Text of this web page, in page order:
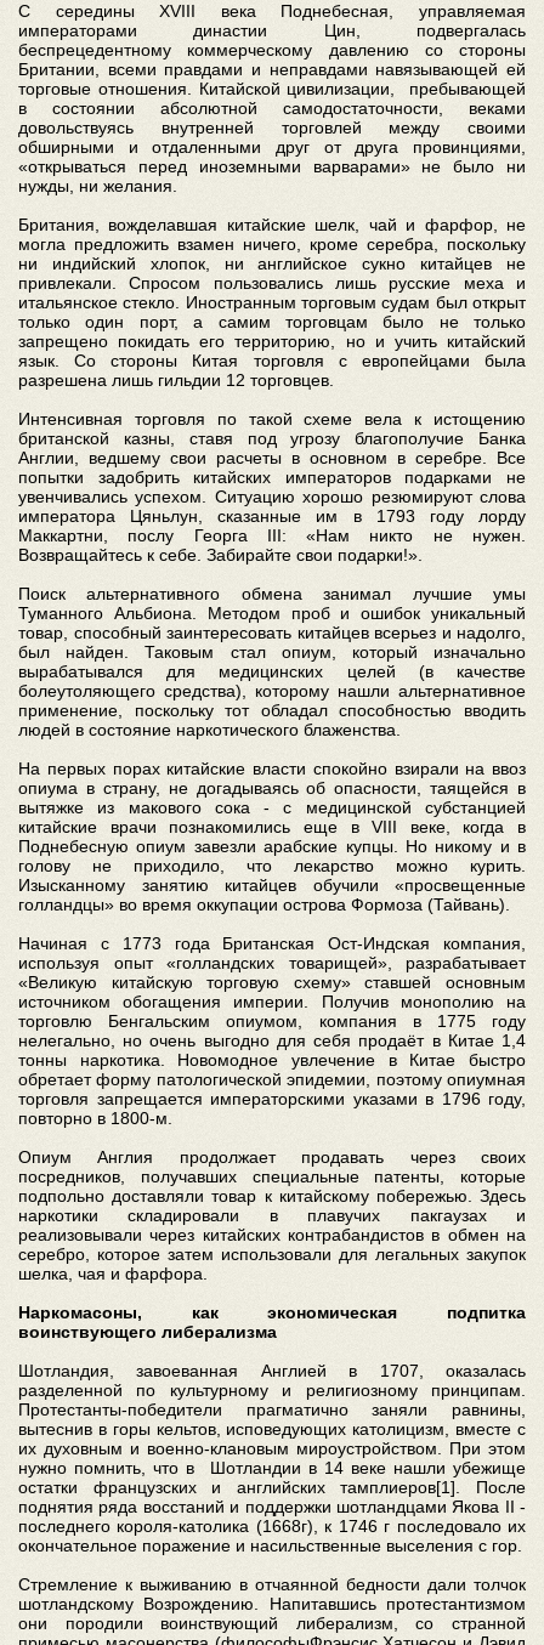
С середины XVIII века Поднебесная, управляемая
императорами династии Цин, подвергалась
беспрецедентному коммерческому давлению со стороны
Британии, всеми правдами и неправдами навязывающей ей
торговые отношения. Китайской цивилизации, пребывающей
в состоянии абсолютной самодостаточности, веками
довольствуясь внутренней торговлей между своими
обширными и отдаленными друг от друга провинциями,
«открываться перед иноземными варварами» не было ни
нужды, ни желания.
Британия, вожделавшая китайские шелк, чай и фарфор, не
могла предложить взамен ничего, кроме серебра, поскольку
ни индийский хлопок, ни английское сукно китайцев не
привлекали. Спросом пользовались лишь русские меха и
итальянское стекло. Иностранным торговым судам был открыт
только один порт, а самим торговцам было не только
запрещено покидать его территорию, но и учить китайский
язык. Со стороны Китая торговля с европейцами была
разрешена лишь гильдии 12 торговцев.
Интенсивная торговля по такой схеме вела к истощению
британской казны, ставя под угрозу благополучие Банка
Англии, ведшему свои расчеты в основном в серебре. Все
попытки задобрить китайских императоров подарками не
увенчивались успехом. Ситуацию хорошо резюмируют слова
императора Цяньлун, сказанные им в 1793 году лорду
Маккартни, послу Георга III: «Нам никто не нужен.
Возвращайтесь к себе. Забирайте свои подарки!».
Поиск альтернативного обмена занимал лучшие умы
Туманного Альбиона. Методом проб и ошибок уникальный
товар, способный заинтересовать китайцев всерьез и надолго,
был найден. Таковым стал опиум, который изначально
вырабатывался для медицинских целей (в качестве
болеутоляющего средства), которому нашли альтернативное
применение, поскольку тот обладал способностью вводить
людей в состояние наркотического блаженства.
На первых порах китайские власти спокойно взирали на ввоз
опиума в страну, не догадываясь об опасности, таящейся в
вытяжке из макового сока - с медицинской субстанцией
китайские врачи познакомились еще в VIII веке, когда в
Поднебесную опиум завезли арабские купцы. Но никому и в
голову не приходило, что лекарство можно курить.
Изысканному занятию китайцев обучили «просвещенные
голландцы» во время оккупации острова Формоза (Тайвань).
Начиная с 1773 года Британская Ост-Индская компания,
используя опыт «голландских товарищей», разрабатывает
«Великую китайскую торговую схему» ставшей основным
источником обогащения империи. Получив монополию на
торговлю Бенгальским опиумом, компания в 1775 году
нелегально, но очень выгодно для себя продаёт в Китае 1,4
тонны наркотика. Новомодное увлечение в Китае быстро
обретает форму патологической эпидемии, поэтому опиумная
торговля запрещается императорскими указами в 1796 году,
повторно в 1800-м.
Опиум Англия продолжает продавать через своих
посредников, получавших специальные патенты, которые
подпольно доставляли товар к китайскому побережью. Здесь
наркотики складировали в плавучих пакгаузах и
реализовывали через китайских контрабандистов в обмен на
серебро, которое затем использовали для легальных закупок
шелка, чая и фарфора.
Наркомасоны, как экономическая подпитка
воинствующего либерализма
Шотландия, завоеванная Англией в 1707, оказалась
разделенной по культурному и религиозному принципам.
Протестанты-победители прагматично заняли равнины,
вытеснив в горы кельтов, исповедующих католицизм, вместе с
их духовным и военно-клановым мироустройством. При этом
нужно помнить, что в Шотландии в 14 веке нашли убежище
остатки французских и английских тамплиеров[1]. После
поднятия ряда восстаний и поддержки шотландцами Якова II -
последнего короля-католика (1668г), к 1746 г последовало их
окончательное поражение и насильственные выселения с гор.
Стремление к выживанию в отчаянной бедности дали толчок
шотландскому Возрождению. Напитавшись протестантизмом
они породили воинствующий либерализм, со странной